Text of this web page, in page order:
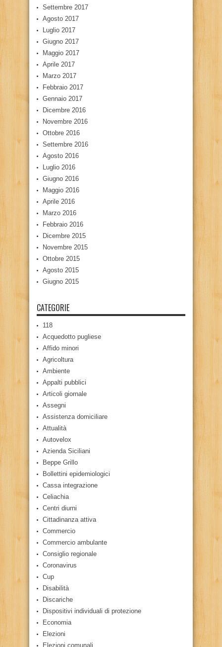
Settembre 2017
Agosto 2017
Luglio 2017
Giugno 2017
Maggio 2017
Aprile 2017
Marzo 2017
Febbraio 2017
Gennaio 2017
Dicembre 2016
Novembre 2016
Ottobre 2016
Settembre 2016
Agosto 2016
Luglio 2016
Giugno 2016
Maggio 2016
Aprile 2016
Marzo 2016
Febbraio 2016
Dicembre 2015
Novembre 2015
Ottobre 2015
Agosto 2015
Giugno 2015
CATEGORIE
118
Acquedotto pugliese
Affido minori
Agricoltura
Ambiente
Appalti pubblici
Articoli giornale
Assegni
Assistenza domiciliare
Attualità
Autovelox
Azienda Siciliani
Beppe Grillo
Bollettini epidemiologici
Cassa integrazione
Celiachia
Centri diurni
Cittadinanza attiva
Commercio
Commercio ambulante
Consiglio regionale
Coronavirus
Cup
Disabilità
Discariche
Dispositivi individuali di protezione
Economia
Elezioni
Elezioni comunali